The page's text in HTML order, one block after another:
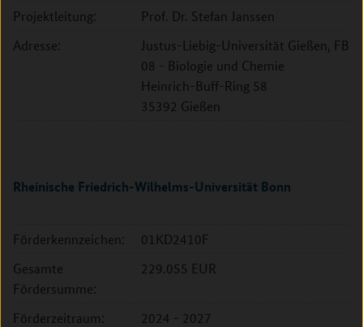
Projektleitung:
Prof. Dr. Stefan Janssen
Adresse:
Justus-Liebig-Universität Gießen, FB
08 - Biologie und Chemie
Heinrich-Buff-Ring 58
35392 Gießen
Rheinische Friedrich-Wilhelms-Universität Bonn
Förderkennzeichen:
01KD2410F
Gesamte
Fördersumme:
229.055 EUR
Förderzeitraum:
2024 - 2027